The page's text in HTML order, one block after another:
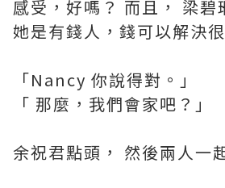
感受，好嗎？ 而且， 梁碧
她是有錢人，錢可以解決
「Nancy 你說得對。」
「 那麼，我們會家吧？」
余祝君點頭， 然後兩人一